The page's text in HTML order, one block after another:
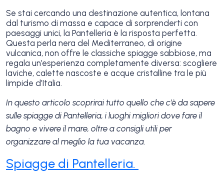
Se stai cercando una destinazione autentica, lontana
dal turismo di massa e capace di sorprenderti con
paesaggi unici, la Pantelleria è la risposta perfetta.
Questa perla nera del Mediterraneo, di origine
vulcanica, non offre le classiche spiagge sabbiose, ma
regala un’esperienza completamente diversa: scogliere
laviche, calette nascoste e acque cristalline tra le più
limpide d’Italia.
In questo articolo scoprirai tutto quello che c’è da sapere
sulle spiagge di Pantelleria, i luoghi migliori dove fare il
bagno e vivere il mare, oltre a consigli utili per
organizzare al meglio la tua vacanza.
Spiagge di Pantelleria.